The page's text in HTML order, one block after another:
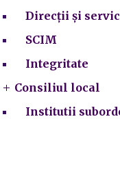
Direcții și
SCIM
Integritate
Consiliul local
Institutii